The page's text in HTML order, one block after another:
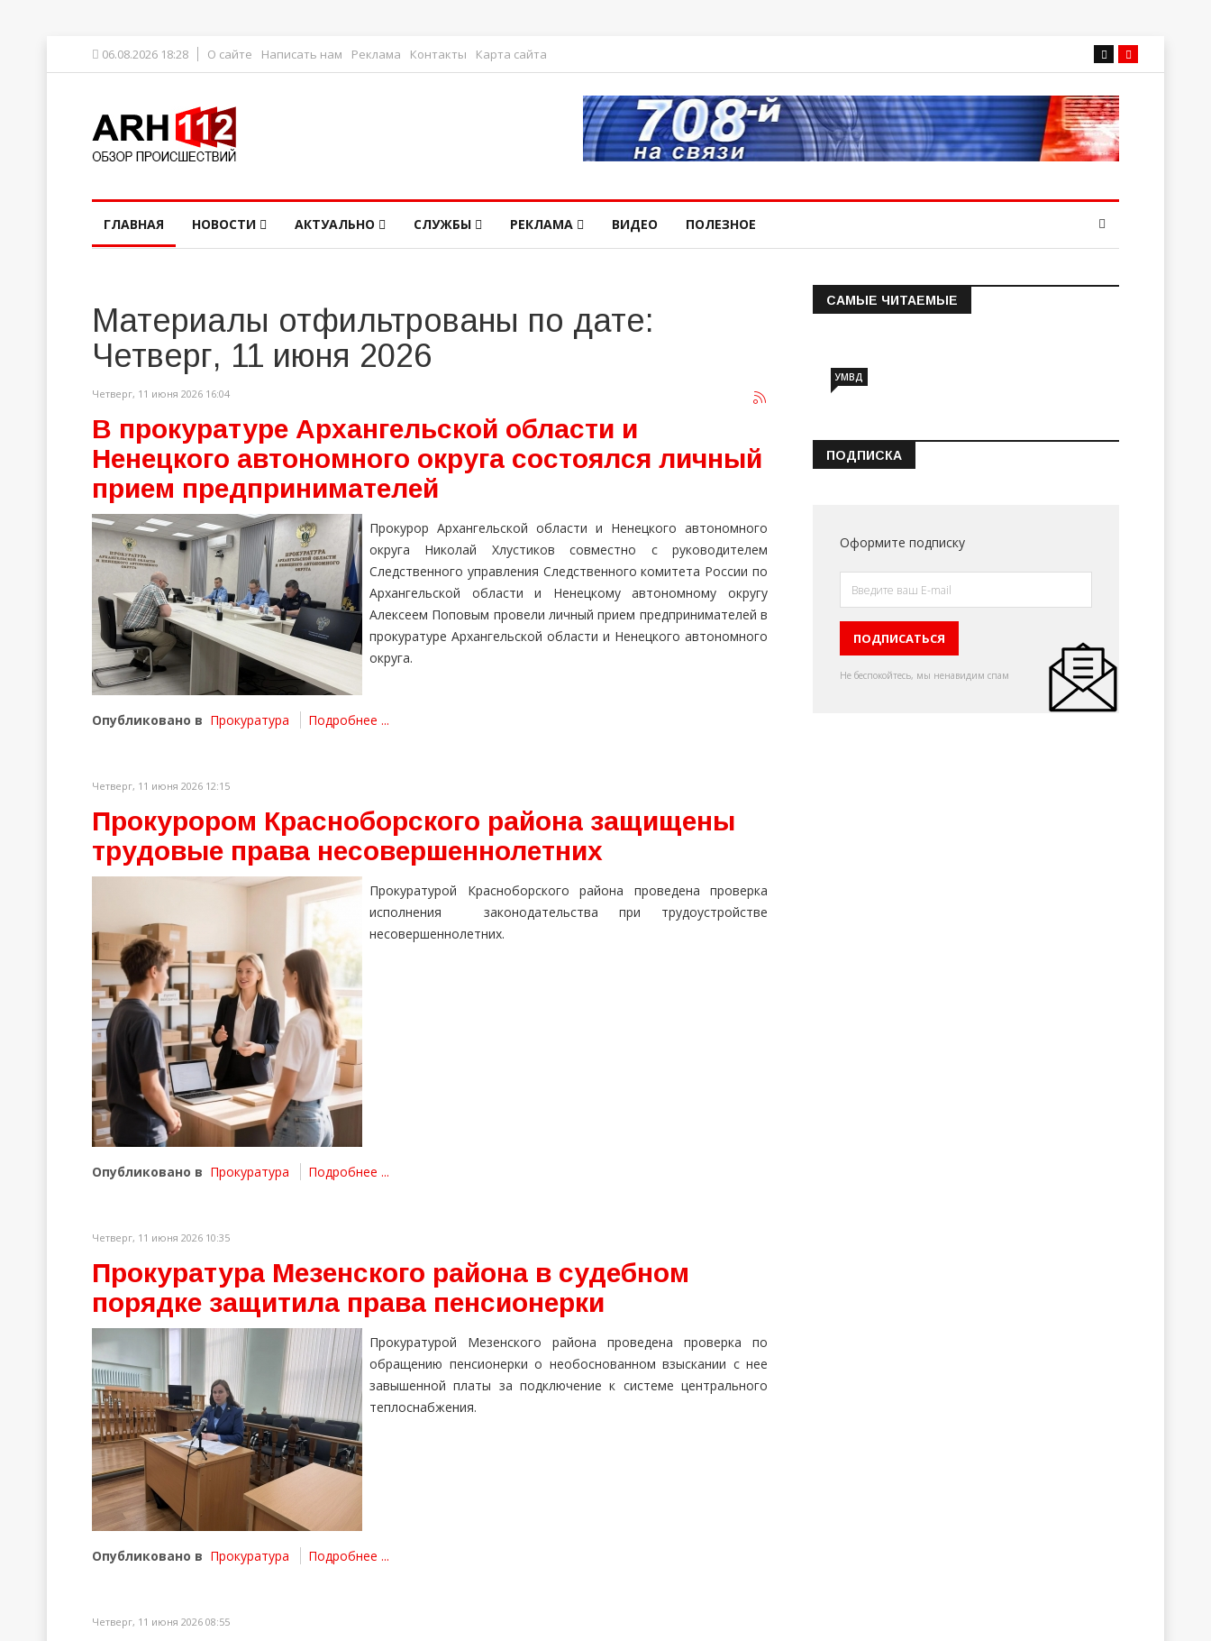
06.08.2026 18:28 О сайте Написать нам Реклама Контакты Карта сайта
ГЛАВНАЯ НОВОСТИ АКТУАЛЬНО СЛУЖБЫ РЕКЛАМА ВИДЕО ПОЛЕЗНОЕ
Материалы отфильтрованы по дате:
Четверг, 11 июня 2026
Четверг, 11 июня 2026 16:04
В прокуратуре Архангельской области и
Ненецкого автономного округа состоялся личный
прием предпринимателей
Прокурор Архангельской области и Ненецкого автономного
округа Николай Хлустиков совместно с руководителем
Следственного управления Следственного комитета России по
Архангельской области и Ненецкому автономному округу
Алексеем Поповым провели личный прием предпринимателей в
прокуратуре Архангельской области и Ненецкого автономного
округа.
Опубликовано в Прокуратура Подробнее ...
Четверг, 11 июня 2026 12:15
Прокурором Красноборского района защищены
трудовые права несовершеннолетних
Прокуратурой Красноборского района проведена проверка
исполнения законодательства при трудоустройстве
несовершеннолетних.
Опубликовано в Прокуратура Подробнее ...
Четверг, 11 июня 2026 10:35
Прокуратура Мезенского района в судебном
порядке защитила права пенсионерки
Прокуратурой Мезенского района проведена проверка по
обращению пенсионерки о необоснованном взыскании с нее
завышенной платы за подключение к системе центрального
теплоснабжения.
Опубликовано в Прокуратура Подробнее ...
Четверг, 11 июня 2026 08:55
САМЫЕ ЧИТАЕМЫЕ
Информация о состоянии
УМВД
ПОДПИСКА
Оформите подписку
Не беспокойтесь, мы ненавидим спам